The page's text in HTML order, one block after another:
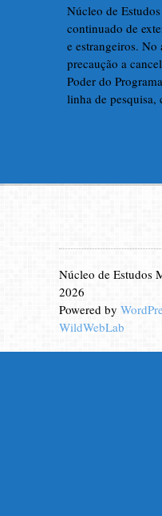
Núcleo de
continuado de
e estrangeiros.
precaução a
Poder do
linha de pesquisa,
Núcleo de Estudos
2026
Powered by
WildWebLab